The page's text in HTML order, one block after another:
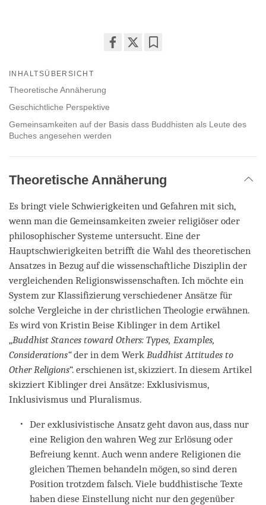
INHALTSÜBERSICHT
Theoretische Annäherung
Geschichtliche Perspektive
Gemeinsamkeiten auf der Basis dass Buddhisten als Leute des
Buches angesehen werden
Theoretische Annäherung
Es bringt viele Schwierigkeiten und Gefahren mit sich,
wenn man die Gemeinsamkeiten zweier religiöser oder
philosophischer Systeme untersucht. Eine der
Hauptschwierigkeiten betrifft die Wahl des theoretischen
Ansatzes in Bezug auf die wissenschaftliche Disziplin der
vergleichenden Religionswissenschaften. Ich möchte ein
System zur Klassifizierung verschiedener Ansätze für
solche Vergleiche in der christlichen Theologie erwähnen.
Es wird von Kristin Beise Kiblinger in dem Artikel
„Buddhist Stances toward Others: Types, Examples,
Considerations“der in dem Werk Buddhist Attitudes to
Other Religions“. erschienen ist, skizziert. In diesem Artikel
skizziert Kiblinger drei Ansätze: Exklusivismus,
Inklusivismus und Pluralismus.
Der exklusivistische Ansatz geht davon aus, dass nur
eine Religion den wahren Weg zur Erlösung oder
Befreiung kennt. Auch wenn andere Religionen die
gleichen Themen behandeln mögen, so sind deren
Position trotzdem falsch. Viele buddhistische Texte
haben diese Einstellung nicht nur den gegenüber